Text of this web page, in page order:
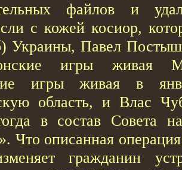
файлов и
с кожей косиор,
Павел
игры живая
игры живая в
область, и Влас
в состав Совета
Что описанная
гражданин